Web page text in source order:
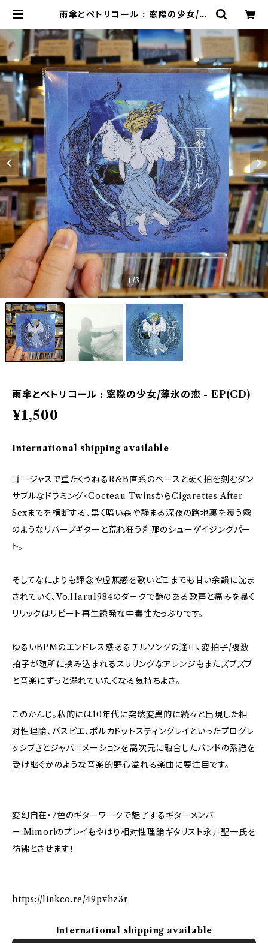
雨傘とペトリコール : 窓際の少女/薄
ro
1/3
雨傘とペトリコール : 窓際の少女/薄氷の恋 - EP(CD)
¥1,500
International shipping available
ゴージャスで重たくうねるR&B直系のベースと硬く拍を刻むダン
サブルなドラミング×Cocteau TwinsからCigarettes After
Sexまでを横断する、黒く暗い森や静まる深夜の路地裏を覆う霧
のようなリバーブギターと荒れ狂う刹那のシューゲイジングパー
ト。
そしてなによりも諦念や虚無感を歌いどこまでも甘い余韻に沈ま
されていく、Vo.Haru1984のダークで艶のある歌声と痛みを暴く
リリックはリピート再生誘発な中毒性たっぷりです。
ゆるいBPMのエンドレス感あるチルソングの途中、変拍子/複数
拍子が随所に挟み込まれるスリリングなアレンジもまたズブズブ
と音楽にずっと溺れていたくなる気持ちよさ。
このかんじ。私的には10年代に突然変異的に続々と出現した相
対性理論、パスピエ、ポルカドットスティングレイといったプログレ
ッシブさとジャパニメーションを高次元に融合したバンドの系譜を
受け継ぐかのような音楽的野心溢れる楽曲に要注目です。
変幻自在・7色のギターワークで魅了するギターメンバ
ー.Mimoriのプレイもやはり相対性理論ギタリスト永井聖一氏を
彷彿とさせます！
https://linkco.re/49pvhz3r
International shipping available